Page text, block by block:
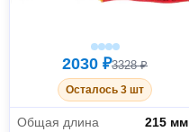
2030 ₽3328 ₽
Осталось 3 шт
Общая длина
215 мм